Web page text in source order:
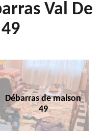
Val De
Débarras de maison
49